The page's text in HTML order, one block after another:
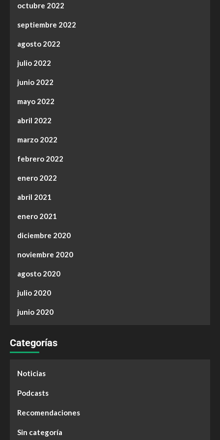
octubre 2022
septiembre 2022
agosto 2022
julio 2022
junio 2022
mayo 2022
abril 2022
marzo 2022
febrero 2022
enero 2022
abril 2021
enero 2021
diciembre 2020
noviembre 2020
agosto 2020
julio 2020
junio 2020
Categorías
Noticias
Podcasts
Recomendaciones
Sin categoría